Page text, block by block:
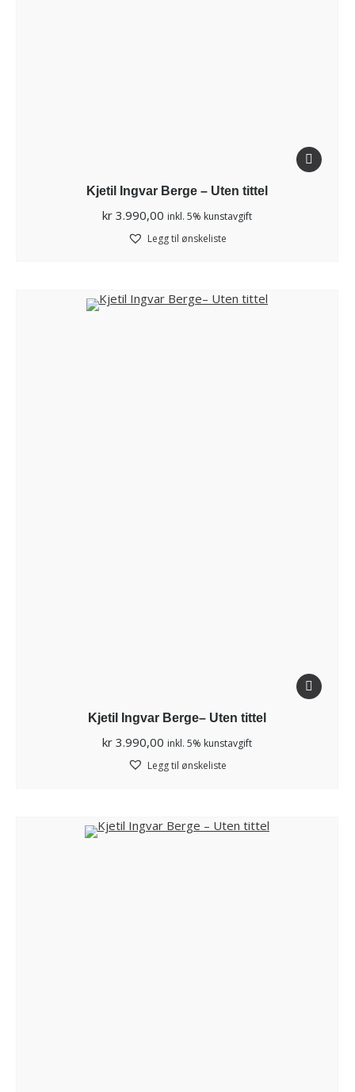
Kjetil Ingvar Berge – Uten tittel
kr 3.990,00 inkl. 5% kunstavgift
Legg til ønskeliste
Kjetil Ingvar Berge– Uten tittel
kr 3.990,00 inkl. 5% kunstavgift
Legg til ønskeliste